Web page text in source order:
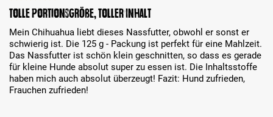
Bewertung mit 5 von 5 Sternen
Tolle Portionsgröße, toller Inhalt
Mein Chihuahua liebt dieses Nassfutter, obwohl er sonst er
schwierig ist. Die 125 g - Packung ist perfekt für eine Mahlzeit.
Das Nassfutter ist schön klein geschnitten, so dass es gerade
für kleine Hunde absolut super zu essen ist. Die Inhaltsstoffe
haben mich auch absolut überzeugt! Fazit: Hund zufrieden,
Frauchen zufrieden!